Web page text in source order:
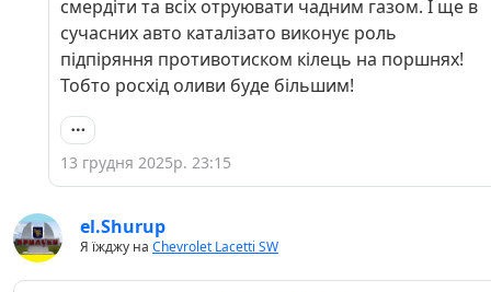
смердіти та всіх отруювати чадним газом. І ще в
сучасних авто каталізато виконує роль
підпіряння противотиском кілець на поршнях!
Тобто росхід оливи буде більшим!
13 грудня 2025р. 23:15
el.Shurup
Я їжджу на Chevrolet Lacetti SW